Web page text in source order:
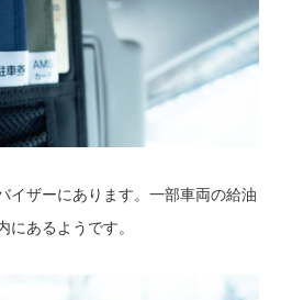
イザーにあります。一部車両の給油
にあるようです。